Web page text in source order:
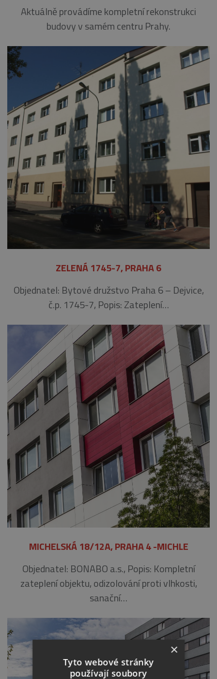
Aktuálně provádíme kompletní rekonstrukci
budovy v samém centru Prahy.
ZELENÁ 1745-7, PRAHA 6
Objednatel: Bytové družstvo Praha 6 – Dejvice,
č.p. 1745-7, Popis: Zateplení…
MICHELSKÁ 18/12A, PRAHA 4 -MICHLE
Objednatel: BONABO a.s., Popis: Kompletní
zateplení objektu, odizolování proti vlhkosti,
sanační…
×
Tyto webové stránky
používají soubory